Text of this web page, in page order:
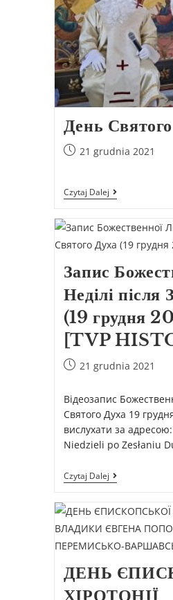
День
21 grudnia 2021
Czytaj Dalej
Запис
Неділі після
(19 грудня
[TVP
21 grudnia 2021
Відеозапис
Святого Духа 19
вислухати за
Niedzieli po Zesłaniu
Czytaj Dalej
ДЕНЬ
ХІРОТОНІЇ